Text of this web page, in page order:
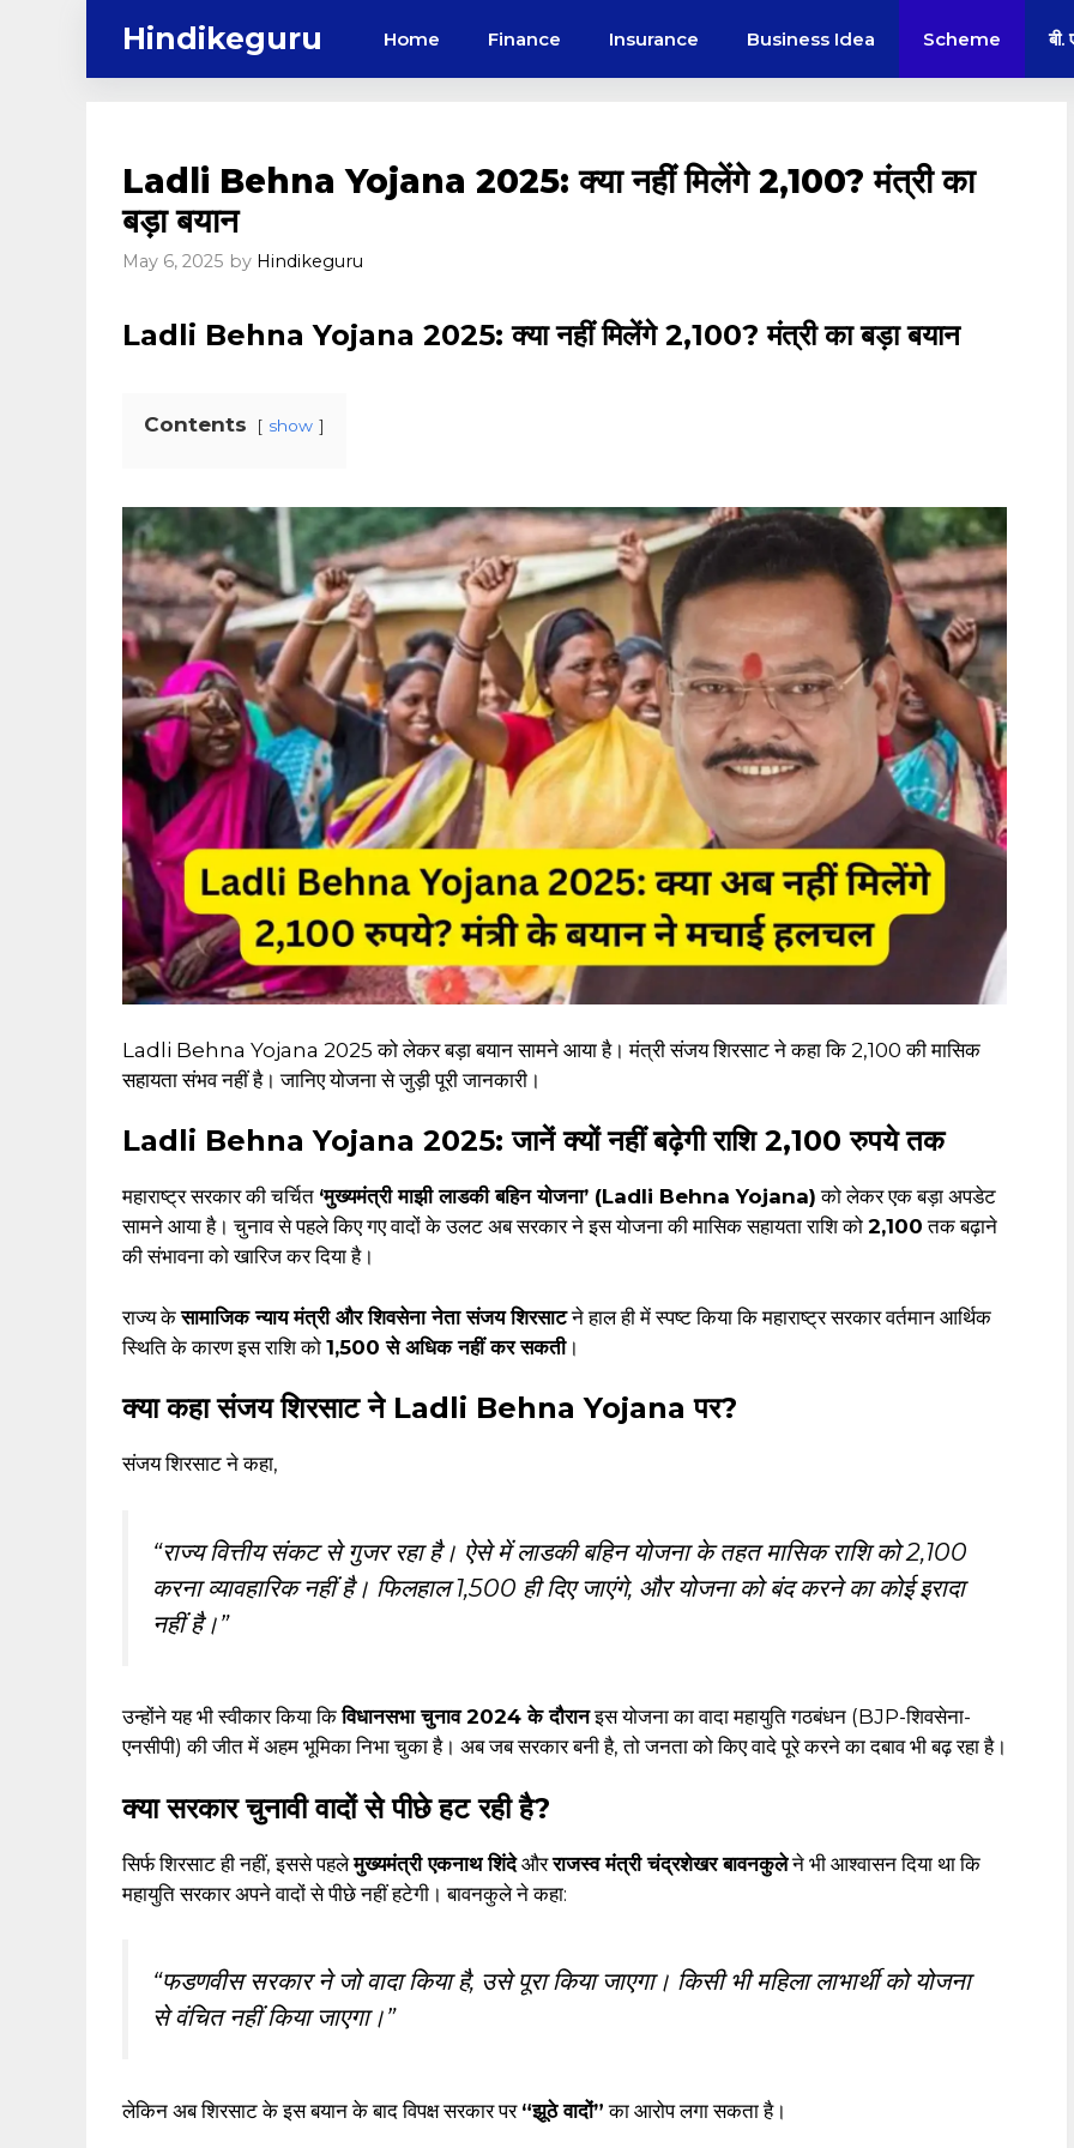
Hindikeguru Home Finance Insurance Business Idea Scheme बी.
Ladli Behna Yojana 2025: क्या नहीं मिलेंगे ₹2,100? मंत्री का
बड़ा बयान
May 6, 2025 by Hindikeguru
Ladli Behna Yojana 2025: क्या नहीं मिलेंगे ₹2,100? मंत्री का बड़ा बयान
Contents show
Ladli Behna Yojana 2025 को लेकर बड़ा बयान सामने आया है। मंत्री संजय शिरसाट ने कहा कि ₹2,100 की मासिक
सहायता संभव नहीं है। जानिए योजना से जुड़ी पूरी जानकारी।
Ladli Behna Yojana 2025: जानें क्यों नहीं बढ़ेगी राशि 2,100 रुपये तक
महाराष्ट्र सरकार की चर्चित ‘मुख्यमंत्री माझी लाडकी बहिन योजना’ (Ladli Behna Yojana) को लेकर एक बड़ा अपडेट
सामने आया है। चुनाव से पहले किए गए वादों के उलट अब सरकार ने इस योजना की मासिक सहायता राशि को ₹2,100 तक बढ़ाने
की संभावना को खारिज कर दिया है।
राज्य केसामाजिक न्याय मंत्री और शिवसेना नेता संजय शिरसाटने हाल ही में स्पष्ट किया कि महाराष्ट्र सरकार वर्तमान आर्थिक
स्थिति के कारण इस राशि को ₹1,500 से अधिक नहीं कर सकती।
क्या कहा संजय शिरसाट ने Ladli Behna Yojana पर?
संजय शिरसाट ने कहा,
“राज्य वित्तीय संकट से गुजर रहा है। ऐसे में लाडकी बहिन योजना के तहत मासिक राशि को ₹2,100
करना व्यावहारिक नहीं है। फिलहाल ₹1,500 ही दिए जाएंगे, और योजना को बंद करने का कोई इरादा
नहीं है।”
उन्होंने यह भी स्वीकार किया किविधानसभा चुनाव 2024 के दौरानइस योजना का वादा महायुति गठबंधन (BJP-शिवसेना-
एनसीपी) की जीत में अहम भूमिका निभा चुका है। अब जब सरकार बनी है, तो जनता को किए वादे पूरे करने का दबाव भी बढ़ रहा है।
क्या सरकार चुनावी वादों से पीछे हट रही है?
सिर्फ शिरसाट ही नहीं, इससे पहलेमुख्यमंत्री एकनाथ शिंदेऔरराजस्व मंत्री चंद्रशेखर बावनकुलेने भी आश्वासन दिया था कि
महायुति सरकार अपने वादों से पीछे नहीं हटेगी। बावनकुले ने कहा:
“फडणवीस सरकार ने जो वादा किया है, उसे पूरा किया जाएगा। किसी भी महिला लाभार्थी को योजना
से वंचित नहीं किया जाएगा।”
लेकिन अब शिरसाट के इस बयान के बाद विपक्ष सरकार पर “झूठे वादों” का आरोप लगा सकता है।